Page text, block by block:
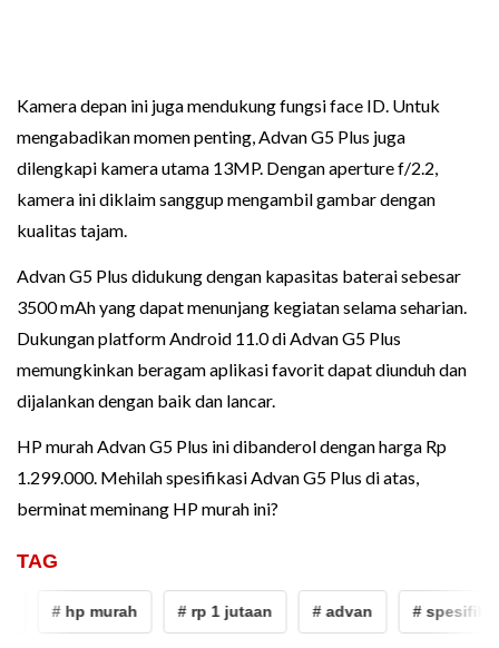
Kamera depan ini juga mendukung fungsi face ID. Untuk
mengabadikan momen penting, Advan G5 Plus juga
dilengkapi kamera utama 13MP. Dengan aperture f/2.2,
kamera ini diklaim sanggup mengambil gambar dengan
kualitas tajam.
Advan G5 Plus didukung dengan kapasitas baterai sebesar
3500 mAh yang dapat menunjang kegiatan selama seharian.
Dukungan platform Android 11.0 di Advan G5 Plus
memungkinkan beragam aplikasi favorit dapat diunduh dan
dijalankan dengan baik dan lancar.
HP murah Advan G5 Plus ini dibanderol dengan harga Rp
1.299.000. Mehilah spesifikasi Advan G5 Plus di atas,
berminat meminang HP murah ini?
TAG
# hp murah # rp 1 jutaan # advan #